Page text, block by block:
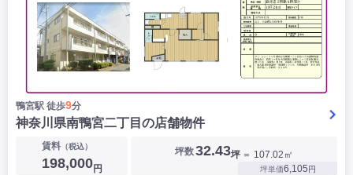
鴨宮駅 徒歩9分
神奈川県南鴨宮二丁目の店舗物件
賃料（税込）
198,000円
坪数32.43坪 ＝ 107.02㎡
坪単価6,105円